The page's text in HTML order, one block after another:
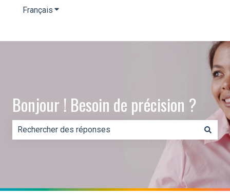
Français Afficher le sous-menu pour les traductions
Bonjour ! Besoin de précision ?
Il n'y a aucune suggestion car le champ de recherche